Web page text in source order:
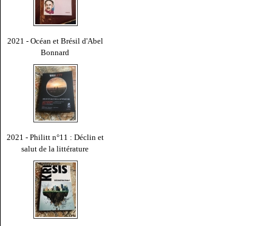
2021 - Océan et Brésil d'Abel
Bonnard
2021 - Philitt n°11 : Déclin et
salut de la littérature